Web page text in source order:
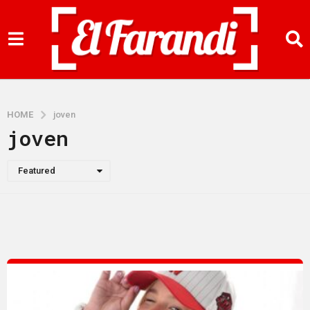
HOME joven
joven
Featured